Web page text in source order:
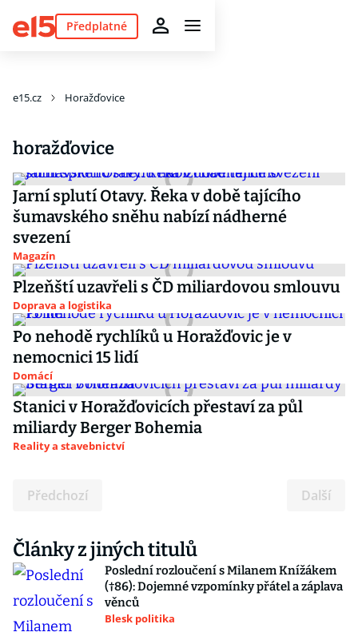
Předplatné
e15.cz Horažďovice
horažďovice
Jarní splutí Otavy. Řeka v době tajícího
šumavského sněhu nabízí nádherné
svezení
Magazín
Plzeňští uzavřeli s ČD miliardovou smlouvu
Doprava a logistika
Po nehodě rychlíků u Horažďovic je v
nemocnici 15 lidí
Domácí
Stanici v Horažďovicích přestaví za půl
miliardy Berger Bohemia
Reality a stavebnictví
Předchozí Další
Články z jiných titulů
Poslední rozloučení s Milanem Knížákem
(†86): Dojemné vzpomínky přátel a záplava
věnců
Blesk politika